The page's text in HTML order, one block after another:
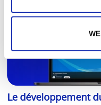
Le développement